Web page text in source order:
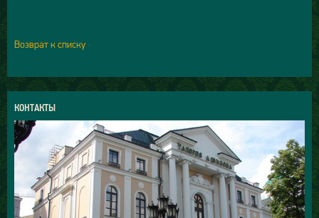
Возврат к списку
КОНТАКТЫ